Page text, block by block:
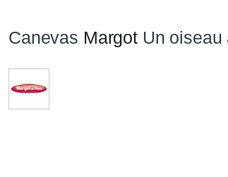
Canevas Margot Un